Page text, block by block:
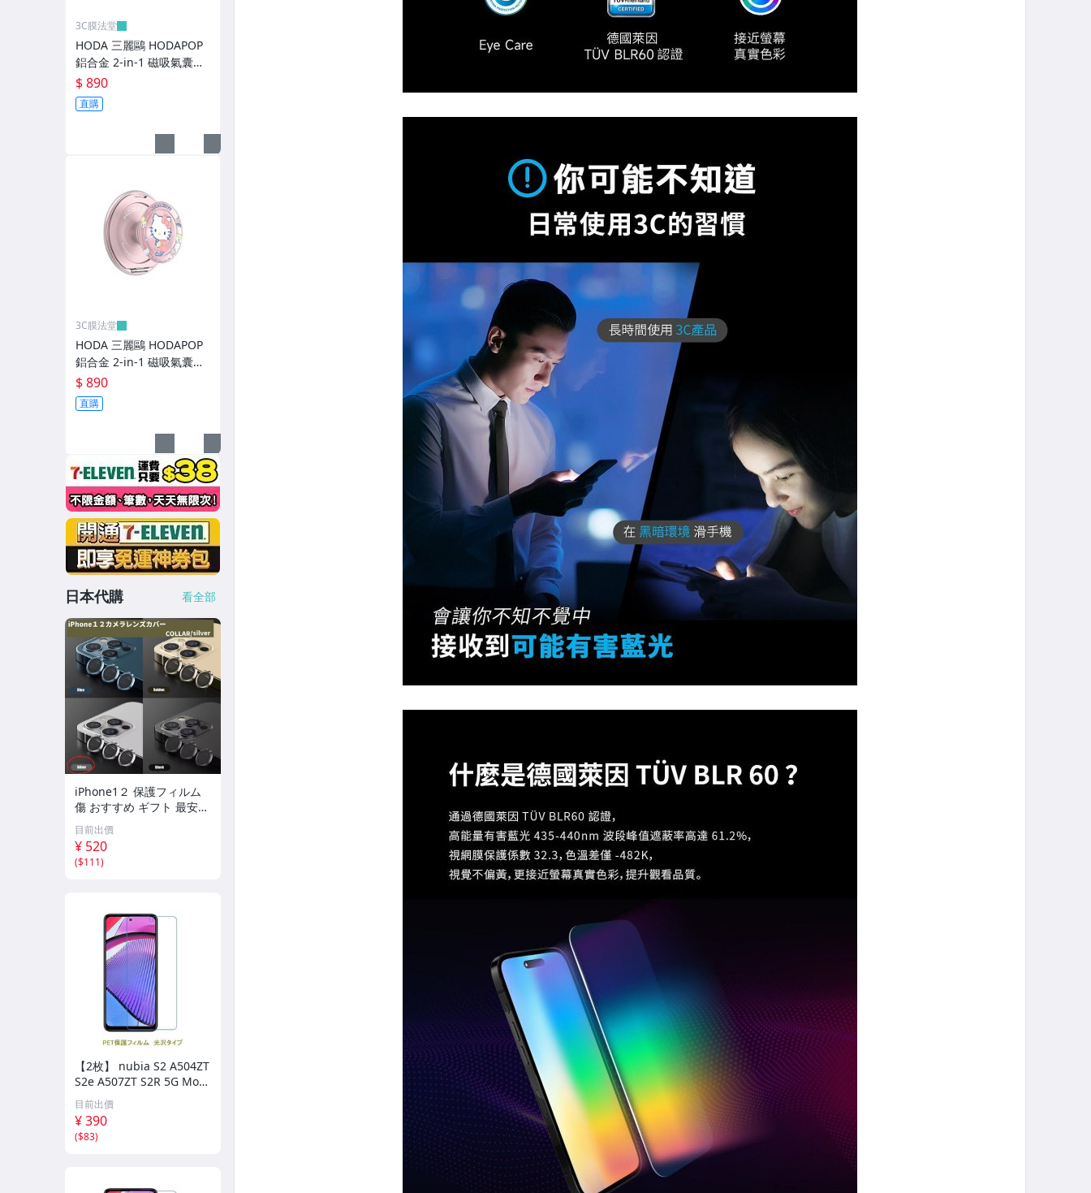
可愛 手機殼
筆電包 / 防震內袋
●鍵盤保護膜 - APPLE
●鍵盤保護膜 - ASUS
●鍵盤保護膜 - DELL / HP / SONY
●鍵盤保護膜 - TOSHIBA
●鍵盤保護膜 - THINKPAD
泡泡騷 - 卡夾 / 車架 / 杯套
短掛繩 / 頸掛繩 / 線材
車膜
IRT - 手錶膜
其它
3C膜法堂
HODA 三麗鷗 HODAPOP
鋁合金 2-in-1 磁吸氣囊支
架 - 學院系列美樂蒂
$ 890
直購
3C膜法堂
HODA 三麗鷗 HODAPOP
鋁合金 2-in-1 磁吸氣囊支
架 - 學院系列KITTY
$ 890
直購
日本代購 看全部
iPhone1２ 保護フィルム
傷 おすすめ ギフト 最安
銀 カメラレンズ
目前出價
¥ 520
($111)
【2枚】 nubia S2 A504ZT
S2e A507ZT S2R 5G Moto
G Power 5G 【PET素材】
液晶保護フィルム 高光沢
クリア D323
目前出價
¥ 390
($83)